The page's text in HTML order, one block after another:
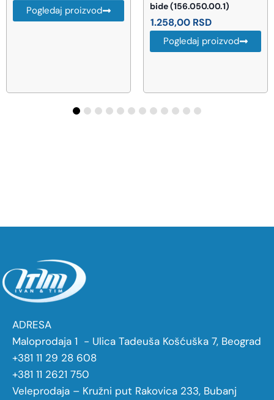
Pogledaj proizvod
bide (156.050.00.1)
1.258,00 RSD
Pogledaj proizvod
ADRESA
Maloprodaja 1 - Ulica Tadeuša Košćuška 7, Beograd
+381 11 29 28 608
+381 11 2621 750
Veleprodaja – Kružni put Rakovica 233, Bubanj